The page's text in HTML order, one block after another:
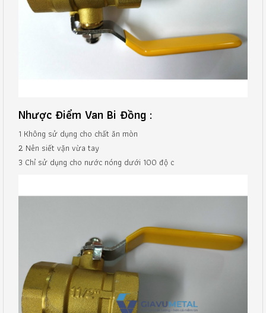
Nhược Điểm Van Bi Đồng :
1 Không sử dụng cho chất ăn mòn
2 Nên siết vặn vừa tay
3 Chỉ sử dụng cho nước nóng dưới 100 độ c